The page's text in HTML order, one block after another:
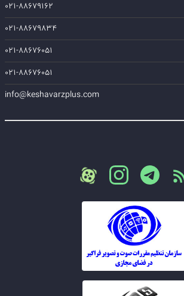
۰۲۱-۸۸۶۷۹۱۶۲
۰۲۱-۸۸۶۷۹۸۳۴
۰۲۱-۸۸۶۷۶۰۵۱
۰۲۱-۸۸۶۷۶۰۵۱
info@keshavarzplus.com